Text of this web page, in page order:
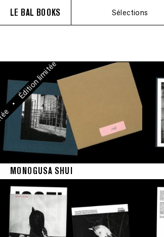
LE BAL BOOKS Sélections
•
Édition limitée
•
Édition limitée
MONOGUSA SHUI